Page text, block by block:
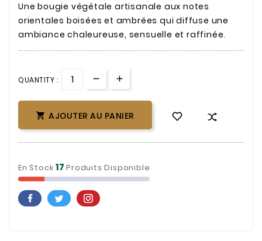
Une bougie végétale artisanale aux notes
orientales boisées et ambrées qui diffuse une
ambiance chaleureuse, sensuelle et raffinée.
QUANTITY :
 AJOUTER AU PANIER
En Stock17Produits Disponible